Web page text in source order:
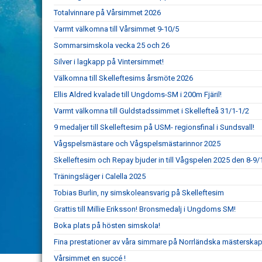
Totalvinnare på Vårsimmet 2026
Varmt välkomna till Vårsimmet 9-10/5
Sommarsimskola vecka 25 och 26
Silver i lagkapp på Vintersimmet!
Välkomna till Skelleftesims årsmöte 2026
Ellis Aldred kvalade till Ungdoms-SM i 200m Fjäril!
Varmt välkomna till Guldstadssimmet i Skellefteå 31/1-1/2
9 medaljer till Skelleftesim på USM- regionsfinal i Sundsvall!
Vågspelsmästare och Vågspelsmästarinnor 2025
Skelleftesim och Repay bjuder in till Vågspelen 2025 den 8-9/
Träningsläger i Calella 2025
Tobias Burlin, ny simskoleansvarig på Skelleftesim
Grattis till Millie Eriksson! Bronsmedalj i Ungdoms SM!
Boka plats på hösten simskola!
Fina prestationer av våra simmare på Norrländska
Vårsimmet en succé !